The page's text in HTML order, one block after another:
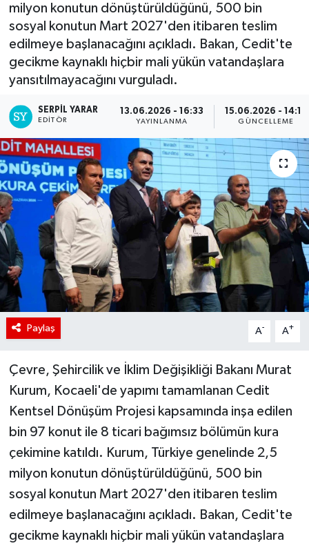
milyon konutun dönüştürüldüğünü, 500 bin
sosyal konutun Mart 2027'den itibaren teslim
edilmeye başlanacağını açıkladı. Bakan, Cedit'te
gecikme kaynaklı hiçbir mali yükün vatandaşlara
yansıtılmayacağını vurguladı.
SERPİL YARAR
EDITÖR
13.06.2026 - 16:33
YAYINLANMA
15.06.2026 - 14:12
GÜNCELLEME
Paylaş A- A+
Çevre, Şehircilik ve İklim Değişikliği Bakanı Murat
Kurum, Kocaeli'de yapımı tamamlanan Cedit
Kentsel Dönüşüm Projesi kapsamında inşa edilen
bin 97 konut ile 8 ticari bağımsız bölümün kura
çekimine katıldı. Kurum, Türkiye genelinde 2,5
milyon konutun dönüştürüldüğünü, 500 bin
sosyal konutun Mart 2027'den itibaren teslim
edilmeye başlanacağını açıkladı. Bakan, Cedit'te
gecikme kaynaklı hiçbir mali yükün vatandaşlara